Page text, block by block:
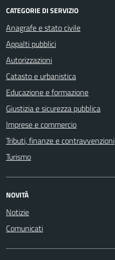
CATEGORIE DI SERVIZIO
Anagrafe e stato civile
Appalti pubblici
Autorizzazioni
Catasto e urbanistica
Educazione e formazione
Giustizia e sicurezza pubblica
Imprese e commercio
Tributi, finanze e contravvenzioni
Turismo
NOVITÀ
Notizie
Comunicati